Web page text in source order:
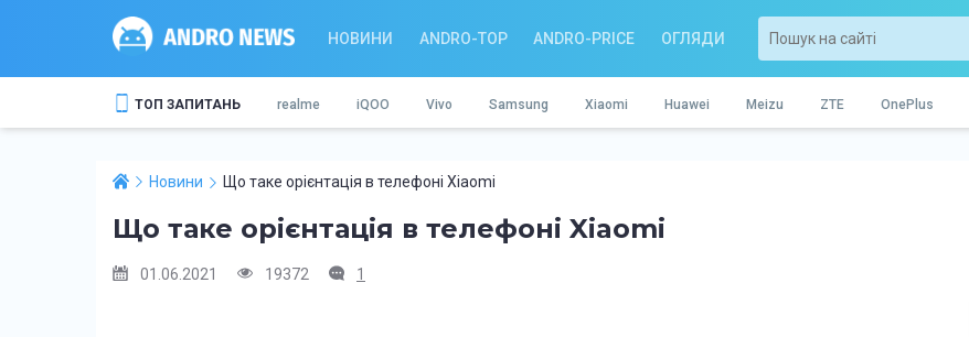
НОВИНИ ANDRO-TOP ANDRO-PRICE ОГЛЯДИ
ТОП ЗАПИТАНЬ realme iQOO Vivo Samsung Xiaomi Huawei Meizu ZTE OnePlus
Новини Що таке орієнтація в телефоні Xiaomi
Що таке орієнтація в телефоні Xiaomi
01.06.2021 19372 1